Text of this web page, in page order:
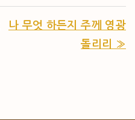
나 무엇 하든지 주께 영광
돌리리 »